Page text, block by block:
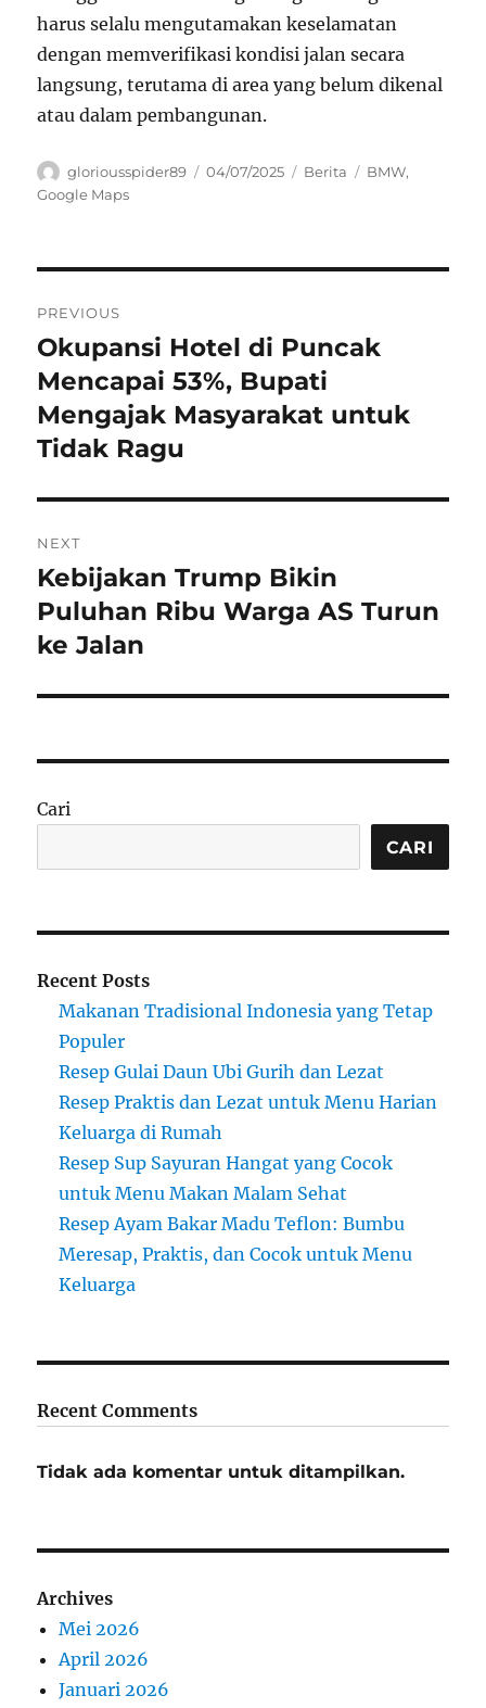
harus selalu mengutamakan keselamatan
dengan memverifikasi kondisi jalan secara
langsung, terutama di area yang belum dikenal
atau dalam pembangunan.
Author
gloriousspider89
Posted
04/07/2025 Categories
Berita Tags
BMW,
Google Maps
pos
PREVIOUS
Previous
post:
Okupansi Hotel di Puncak
Mencapai 53%, Bupati
Mengajak Masyarakat untuk
Tidak Ragu
NEXT
Next
post:
Kebijakan Trump Bikin
Puluhan Ribu Warga AS Turun
ke Jalan
Cari
CARI
Recent Posts
Makanan Tradisional Indonesia yang Tetap
Populer
Resep Gulai Daun Ubi Gurih dan Lezat
Resep Praktis dan Lezat untuk Menu Harian
Keluarga di Rumah
Resep Sup Sayuran Hangat yang Cocok
untuk Menu Makan Malam Sehat
Resep Ayam Bakar Madu Teflon: Bumbu
Meresap, Praktis, dan Cocok untuk Menu
Keluarga
Recent Comments
Tidak ada komentar untuk ditampilkan.
Archives
Mei 2026
April 2026
Januari 2026